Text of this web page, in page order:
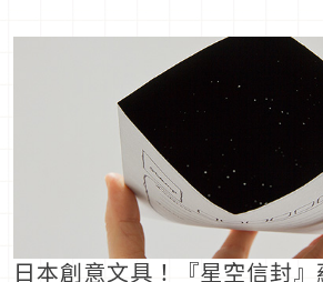
日本創意文具！『星空信封